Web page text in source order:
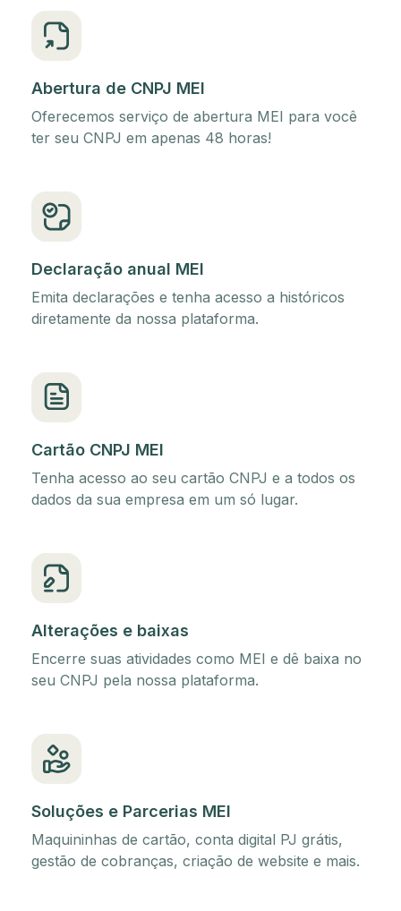
Abertura de CNPJ MEI
Oferecemos serviço de abertura MEI para você
ter seu CNPJ em apenas 48 horas!
Declaração anual MEI
Emita declarações e tenha acesso a históricos
diretamente da nossa plataforma.
Cartão CNPJ MEI
Tenha acesso ao seu cartão CNPJ e a todos os
dados da sua empresa em um só lugar.
Alterações e baixas
Encerre suas atividades como MEI e dê baixa no
seu CNPJ pela nossa plataforma.
Soluções e Parcerias MEI
Maquininhas de cartão, conta digital PJ grátis,
gestão de cobranças, criação de website e mais.